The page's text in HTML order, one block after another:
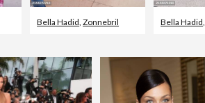
Bella Hadid,Zonnebril Bella Hadid,